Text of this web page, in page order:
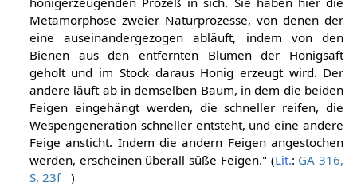
Metamorphose zweier Naturprozesse, von denen der
eine auseinandergezogen abläuft, indem von den
Bienen aus den entfernten Blumen der Honigsaft
geholt und im Stock daraus Honig erzeugt wird. Der
andere läuft ab in demselben Baum, in dem die beiden
Feigen eingehängt werden, die schneller reifen, die
Wespengeneration schneller entsteht, und eine andere
Feige ansticht. Indem die andern Feigen angestochen
werden, erscheinen überall süße Feigen." (Lit.: GA 316,
S. 23f
)